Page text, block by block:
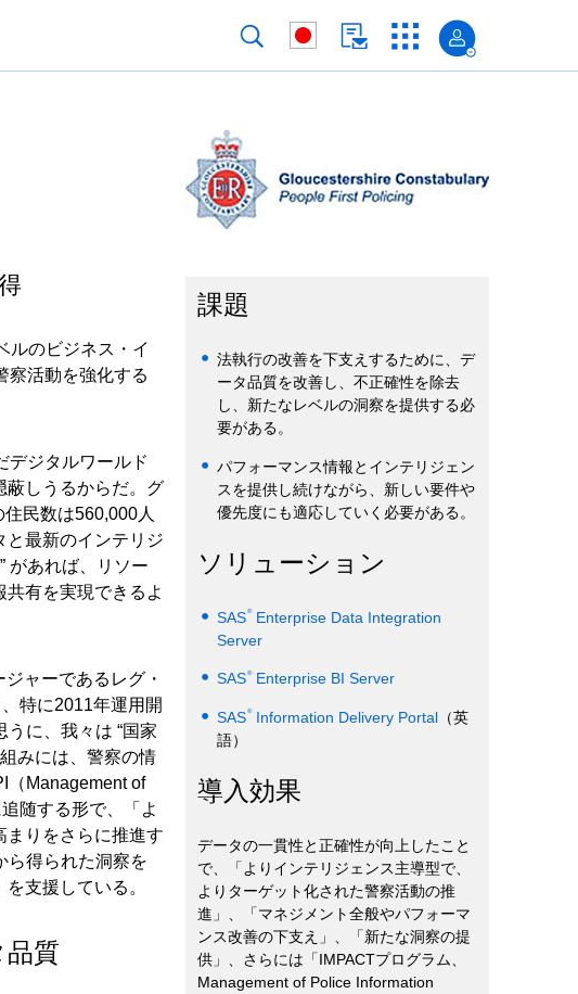
ルのビジネス・イ
察活動を強化する
デジタルワールド
蔽しうるからだ。グ
民数は560,000人
と最新のインテリジ
があれば、リソー
有を実現できるよ
ャーであるレグ・
特に2011年運用開
に、我々は “国家
みには、警察の情
（Management of
随する形で、「よ
まりをさらに推進す
ら得られた洞察を
支援している。
質
課題
法執行の改善を下支えするために、デ
ータ品質を改善し、不正確性を除去
し、新たなレベルの洞察を提供する必
要がある。
パフォーマンス情報とインテリジェン
スを提供し続けながら、新しい要件や
優先度にも適応していく必要がある。
ソリューション
SAS®Enterprise Data Integration
Server
SAS®Enterprise BI Server
SAS®Information Delivery Portal（英
語）
導入効果
データの一貫性と正確性が向上したこと
で、「よりインテリジェンス主導型で、
よりターゲット化された警察活動の推
進」、「マネジメント全般やパフォーマ
ンス改善の下支え」、「新たな洞察の提
供」、さらには「IMPACTプログラム、
Management of Police Information